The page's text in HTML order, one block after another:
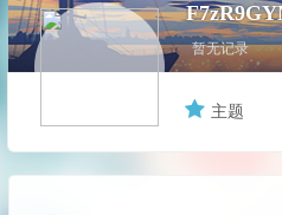
暂无记录
主题